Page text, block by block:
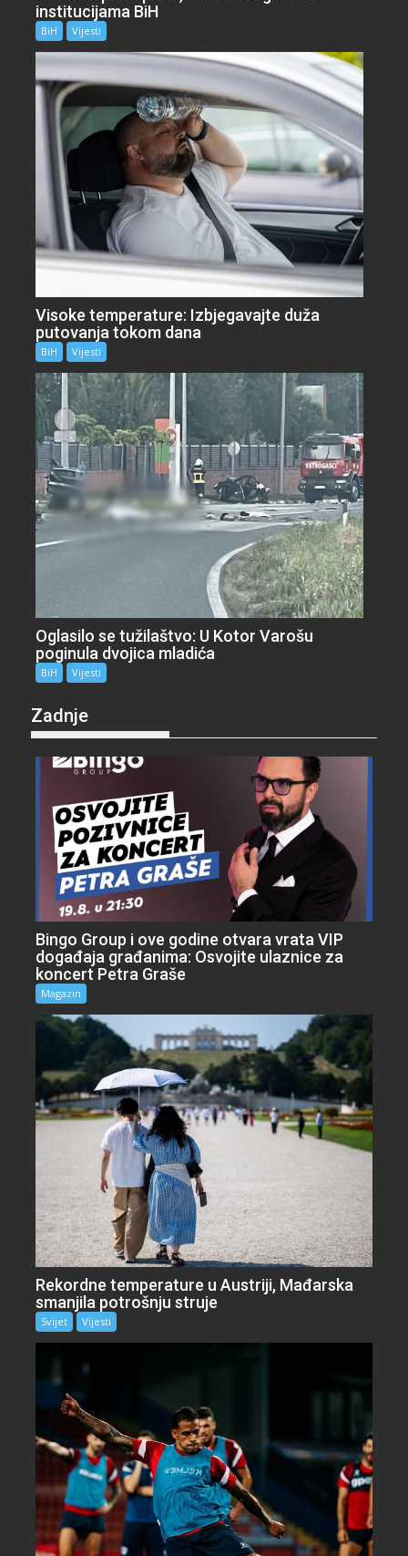
institucijama BiH
BiH Vijesti
Visoke temperature: Izbjegavajte duža
putovanja tokom dana
BiH Vijesti
Oglasilo se tužilaštvo: U Kotor Varošu
poginula dvojica mladića
BiH Vijesti
Zadnje
Bingo Group i ove godine otvara vrata VIP
događaja građanima: Osvojite ulaznice za
koncert Petra Graše
Magazin
Rekordne temperature u Austriji, Mađarska
smanjila potrošnju struje
Svijet Vijesti